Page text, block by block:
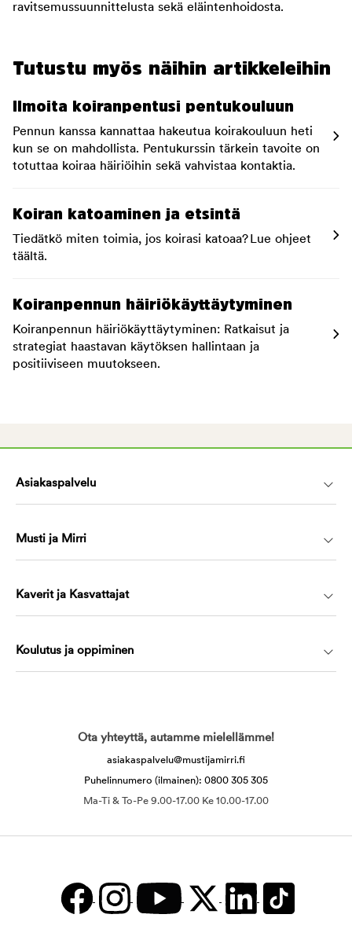
ravitsemussuunnittelusta sekä eläintenhoidosta.
Tutustu myös näihin artikkeleihin
Ilmoita koiranpentusi pentukouluun
Pennun kanssa kannattaa hakeutua koirakouluun heti
kun se on mahdollista. Pentukurssin tärkein tavoite on
totuttaa koiraa häiriöihin sekä vahvistaa kontaktia.
Koiran katoaminen ja etsintä
Tiedätkö miten toimia, jos koirasi katoaa? Lue ohjeet
täältä.
Koiranpennun häiriökäyttäytyminen
Koiranpennun häiriökäyttäytyminen: Ratkaisut ja
strategiat haastavan käytöksen hallintaan ja
positiiviseen muutokseen.
Asiakaspalvelu
Musti ja Mirri
Kaverit ja Kasvattajat
Koulutus ja oppiminen
Ota yhteyttä, autamme mielellämme!
asiakaspalvelu@mustijamirri.fi
Puhelinnumero (ilmainen): 0800 305 305
Ma-Ti & To-Pe 9.00-17.00 Ke 10.00-17.00